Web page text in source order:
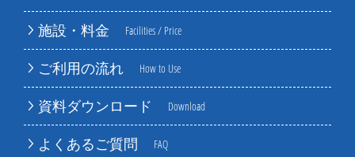
施設・料金 Facilities / Price
ご利用の流れ How to Use
資料ダウンロード Download
よくあるご質問 FAQ